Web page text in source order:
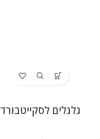
גלגלים לסקייטבורד